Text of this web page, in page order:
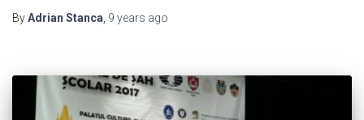
ByAdrian Stanca 9 years ago